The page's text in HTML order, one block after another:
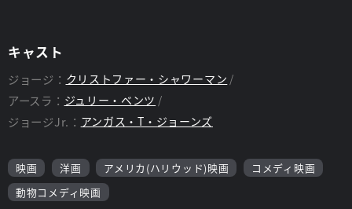
キャスト
ジョージ： クリストファー・シャワーマン
アースラ： ジュリー・ベンツ
ジョージJr.： アンガス・T・ジョーンズ
映画 洋画 アメリカ(ハリウッド)映画
コメディ映画
動物コメディ映画